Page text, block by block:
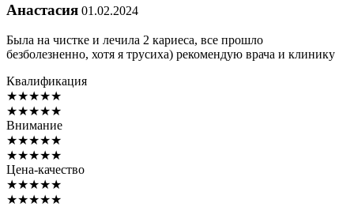
Анастасия 01.02.2024
Была на чистке и лечила 2 кариеса, все прошло
безболезненно, хотя я трусиха) рекомендую врача и клинику
Квалификация
★★★★★
★★★★★
Внимание
★★★★★
★★★★★
Цена-качество
★★★★★
★★★★★